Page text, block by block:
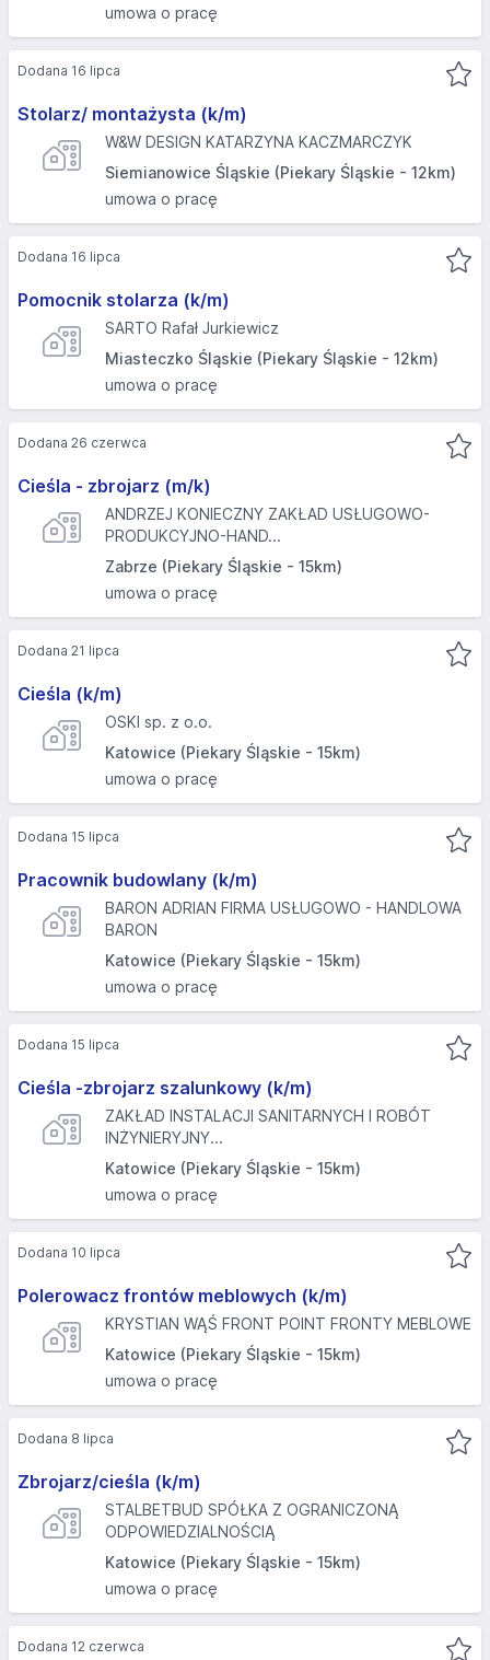
umowa o pracę
Stolarz/ montażysta (k/m)
W&W DESIGN KATARZYNA KACZMARCZYK
Siemianowice Śląskie (Piekary Śląskie - 12km)
umowa o pracę
Dodana 16 lipca
Pomocnik stolarza (k/m)
SARTO Rafał Jurkiewicz
Miasteczko Śląskie (Piekary Śląskie - 12km)
umowa o pracę
Dodana 16 lipca
Cieśla - zbrojarz (m/k)
ANDRZEJ KONIECZNY ZAKŁAD USŁUGOWO-
PRODUKCYJNO-HAND...
Zabrze (Piekary Śląskie - 15km)
umowa o pracę
Dodana 26 czerwca
Cieśla (k/m)
OSKI sp. z o.o.
Katowice (Piekary Śląskie - 15km)
umowa o pracę
Dodana 21 lipca
Pracownik budowlany (k/m)
BARON ADRIAN FIRMA USŁUGOWO - HANDLOWA
BARON
Katowice (Piekary Śląskie - 15km)
umowa o pracę
Dodana 15 lipca
Cieśla -zbrojarz szalunkowy (k/m)
ZAKŁAD INSTALACJI SANITARNYCH I ROBÓT
INŻYNIERYJNY...
Katowice (Piekary Śląskie - 15km)
umowa o pracę
Dodana 15 lipca
Polerowacz frontów meblowych (k/m)
KRYSTIAN WĄŚ FRONT POINT FRONTY MEBLOWE
Katowice (Piekary Śląskie - 15km)
umowa o pracę
Dodana 10 lipca
Zbrojarz/cieśla (k/m)
STALBETBUD SPÓŁKA Z OGRANICZONĄ
ODPOWIEDZIALNOŚCIĄ
Katowice (Piekary Śląskie - 15km)
umowa o pracę
Dodana 8 lipca
Dodana 12 czerwca